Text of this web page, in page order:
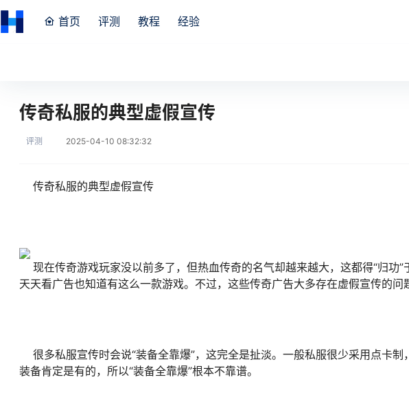
首页 评测 教程 经验
传奇私服的典型虚假宣传
评测 2025-04-10 08:32:32
传奇私服的典型虚假宣传
现在传奇游戏玩家没以前多了，但热血传奇的名气却越来越大，这都得“归功”
天天看广告也知道有这么一款游戏。不过，这些传奇广告大多存在虚假宣传的问
很多私服宣传时会说“装备全靠爆”，这完全是扯淡。一般私服很少采用点卡
装备肯定是有的，所以“装备全靠爆”根本不靠谱。